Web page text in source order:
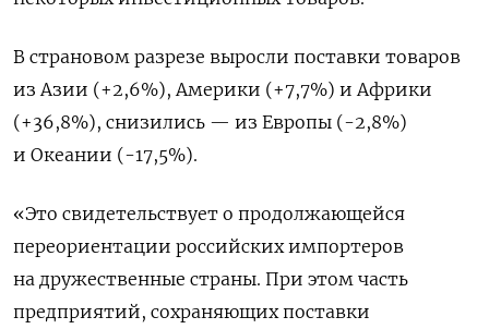
В страновом разрезе выросли поставки товаров
из Азии (+2,6%), Америки (+7,7%) и Африки
(+36,8%), снизились — из Европы (-2,8%)
и Океании (-17,5%).
«Это свидетельствует о продолжающейся
переориентации российских импортеров
на дружественные страны. При этом часть
предприятий, сохраняющих поставки